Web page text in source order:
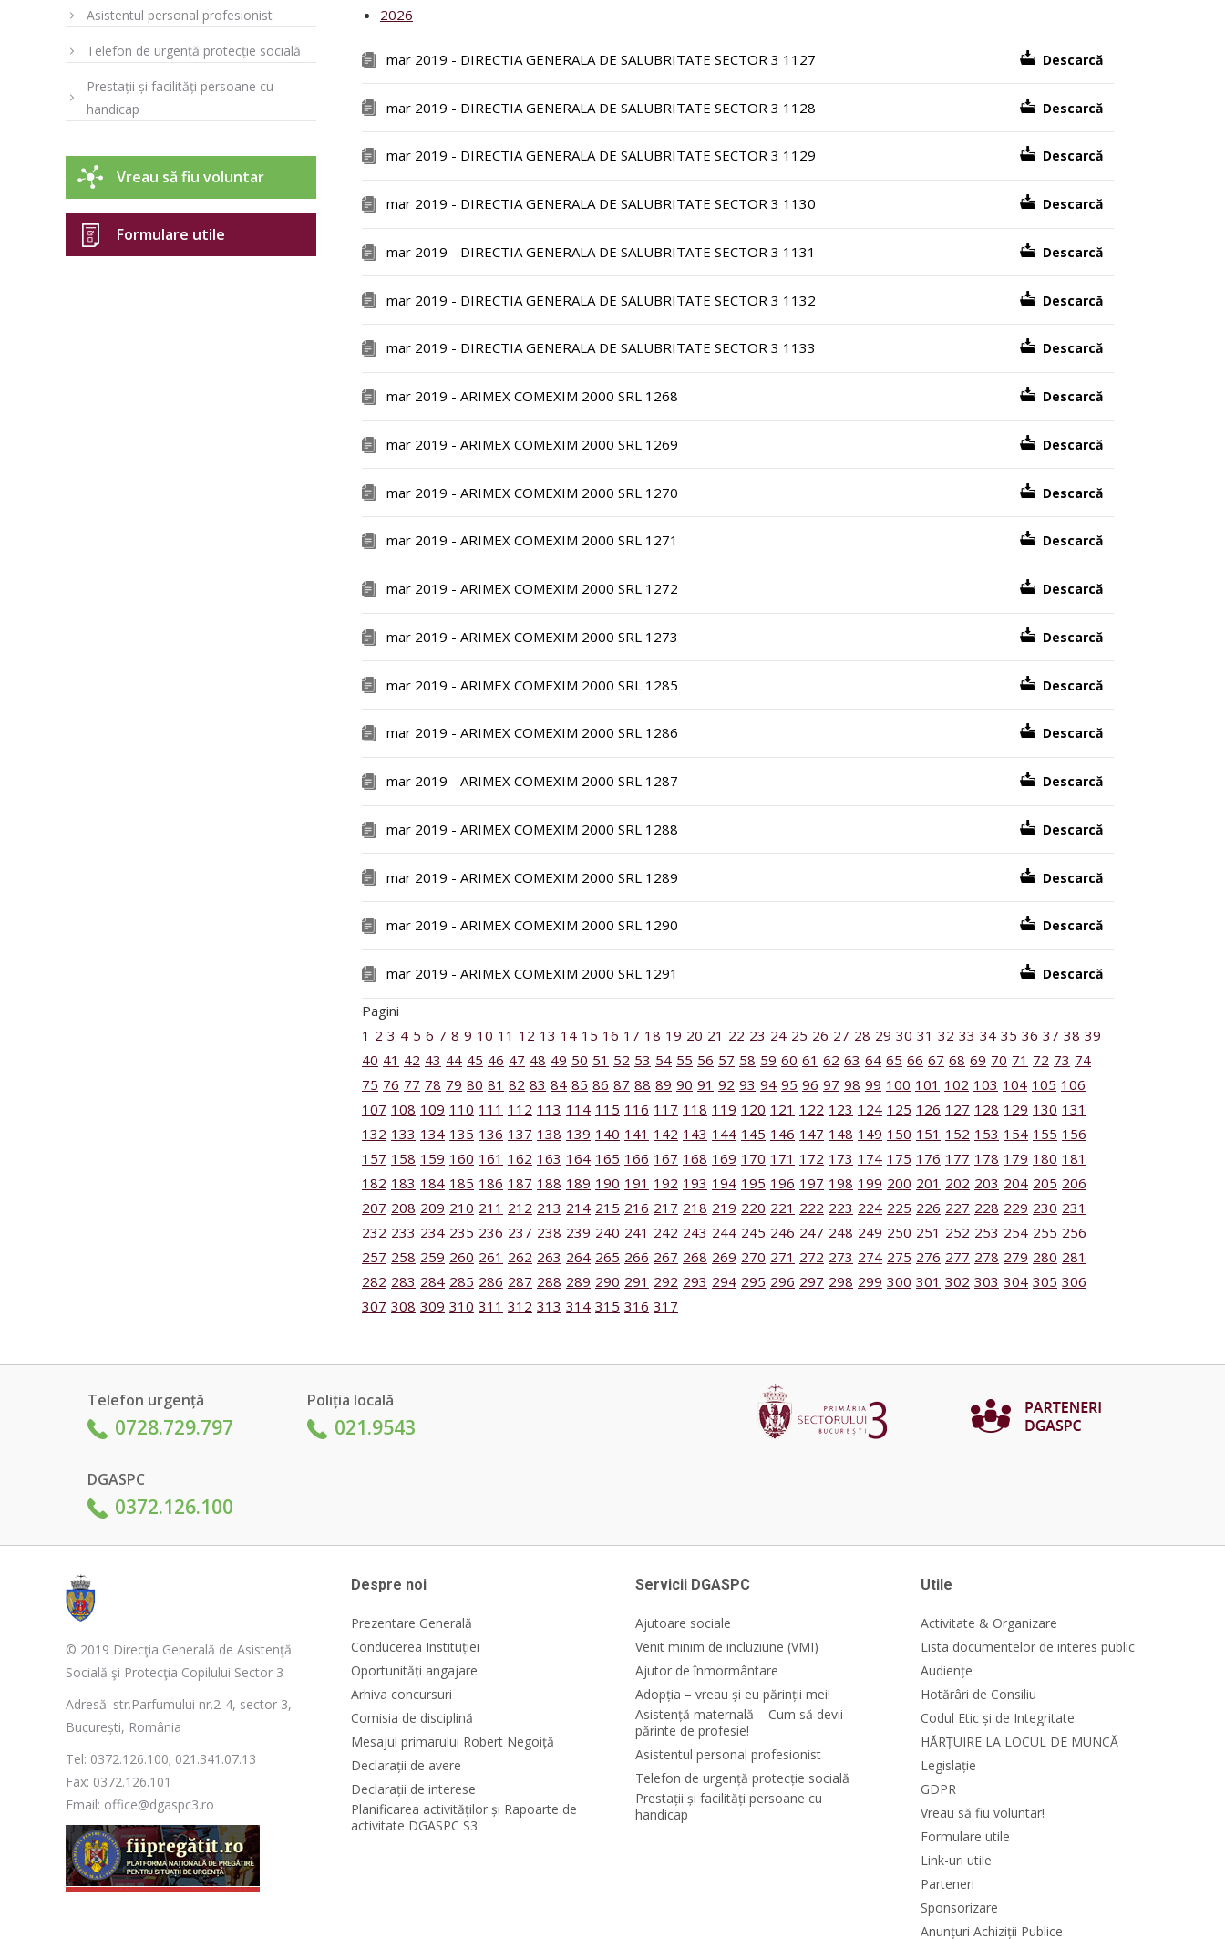
2026
mar 2019 - DIRECTIA GENERALA DE SALUBRITATE SECTOR 3 1127 Descarcă
mar 2019 - DIRECTIA GENERALA DE SALUBRITATE SECTOR 3 1128 Descarcă
mar 2019 - DIRECTIA GENERALA DE SALUBRITATE SECTOR 3 1129 Descarcă
mar 2019 - DIRECTIA GENERALA DE SALUBRITATE SECTOR 3 1130 Descarcă
mar 2019 - DIRECTIA GENERALA DE SALUBRITATE SECTOR 3 1131 Descarcă
mar 2019 - DIRECTIA GENERALA DE SALUBRITATE SECTOR 3 1132 Descarcă
mar 2019 - DIRECTIA GENERALA DE SALUBRITATE SECTOR 3 1133 Descarcă
mar 2019 - ARIMEX COMEXIM 2000 SRL 1268 Descarcă
mar 2019 - ARIMEX COMEXIM 2000 SRL 1269 Descarcă
mar 2019 - ARIMEX COMEXIM 2000 SRL 1270 Descarcă
mar 2019 - ARIMEX COMEXIM 2000 SRL 1271 Descarcă
mar 2019 - ARIMEX COMEXIM 2000 SRL 1272 Descarcă
mar 2019 - ARIMEX COMEXIM 2000 SRL 1273 Descarcă
mar 2019 - ARIMEX COMEXIM 2000 SRL 1285 Descarcă
mar 2019 - ARIMEX COMEXIM 2000 SRL 1286 Descarcă
mar 2019 - ARIMEX COMEXIM 2000 SRL 1287 Descarcă
mar 2019 - ARIMEX COMEXIM 2000 SRL 1288 Descarcă
mar 2019 - ARIMEX COMEXIM 2000 SRL 1289 Descarcă
mar 2019 - ARIMEX COMEXIM 2000 SRL 1290 Descarcă
mar 2019 - ARIMEX COMEXIM 2000 SRL 1291 Descarcă
Pagini
1 2 3 4 5 6 7 8 9 10 11 12 13 14 15 16 17 18 19 20 21 22 23 24 25 26 27 28 29 30 31 32 33 34 35 36 37 38 39
40 41 42 43 44 45 46 47 48 49 50 51 52 53 54 55 56 57 58 59 60 61 62 63 64 65 66 67 68 69 70 71 72 73 74
75 76 77 78 79 80 81 82 83 84 85 86 87 88 89 90 91 92 93 94 95 96 97 98 99 100 101 102 103 104 105 106
107 108 109 110 111 112 113 114 115 116 117 118 119 120 121 122 123 124 125 126 127 128 129 130 131
132 133 134 135 136 137 138 139 140 141 142 143 144 145 146 147 148 149 150 151 152 153 154 155 156
157 158 159 160 161 162 163 164 165 166 167 168 169 170 171 172 173 174 175 176 177 178 179 180 181
182 183 184 185 186 187 188 189 190 191 192 193 194 195 196 197 198 199 200 201 202 203 204 205 206
207 208 209 210 211 212 213 214 215 216 217 218 219 220 221 222 223 224 225 226 227 228 229 230 231
232 233 234 235 236 237 238 239 240 241 242 243 244 245 246 247 248 249 250 251 252 253 254 255 256
257 258 259 260 261 262 263 264 265 266 267 268 269 270 271 272 273 274 275 276 277 278 279 280 281
282 283 284 285 286 287 288 289 290 291 292 293 294 295 296 297 298 299 300 301 302 303 304 305 306
307 308 309 310 311 312 313 314 315 316 317
Asistentul personal profesionist
Telefon de urgență protecție socială
Prestații și facilități persoane cu
handicap
Vreau să fiu voluntar
Formulare utile
Telefon urgență
0728.729.797
Poliția locală
021.9543
DGASPC
0372.126.100
© 2019 Direcţia Generală de Asistenţă
Socială şi Protecţia Copilului Sector 3
Adresă: str.Parfumului nr.2-4, sector 3,
București, România
Tel: 0372.126.100; 021.341.07.13
Fax: 0372.126.101
Email: office@dgaspc3.ro
Despre noi
Prezentare Generală
Conducerea Instituției
Oportunități angajare
Arhiva concursuri
Comisia de disciplină
Mesajul primarului Robert Negoiță
Declarații de avere
Declarații de interese
Planificarea activităților și Rapoarte de
activitate DGASPC S3
Servicii DGASPC
Ajutoare sociale
Venit minim de incluziune (VMI)
Ajutor de înmormântare
Adopția – vreau și eu părinții mei!
Asistență maternală – Cum să devii
părinte de profesie!
Asistentul personal profesionist
Telefon de urgență protecție socială
Prestații și facilități persoane cu
handicap
Utile
Activitate & Organizare
Lista documentelor de interes public
Audiențe
Hotărâri de Consiliu
Codul Etic și de Integritate
HĂRȚUIRE LA LOCUL DE MUNCĂ
Legislație
GDPR
Vreau să fiu voluntar!
Formulare utile
Link-uri utile
Parteneri
Sponsorizare
Anunțuri Achiziții Publice